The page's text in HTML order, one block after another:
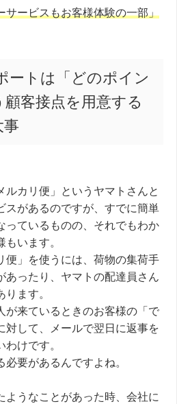
サービスもお客様体験の一部」
ートは「どのポイン
顧客接点を用意する
事
ルカリ便」というヤマトさんと
スがあるのですが、すでに簡単
っているものの、それでもわか
います。
便」を使うには、荷物の集荷手
あったり、ヤマトの配達員さん
ます。
が来ているときのお客様の「で
対して、メールで翌日に返事を
けです。
要があるんですよね。
ようなことがあった時、会社に